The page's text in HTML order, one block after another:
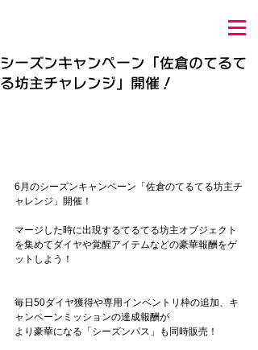
シーズンキャンペーン「佐倉のてるて
る坊主チャレンジ」開催！
6月のシーズンキャンペーン「佐倉のてるてる坊主チ
ャレンジ」開催！
マージした時に出現するてるてる坊主オブジェクト
を集めてダイヤや覚醒アイテムなどの豪華報酬をゲ
ットしよう！
毎日50ダイヤ獲得や専用インベントリ枠の追加、キ
ャンペーンミッションの達成報酬が
より豪華になる「シーズンパス」も同時販売！